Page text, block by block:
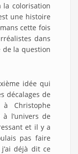
colorisation
une histoire
cette fois
dans
de la question
idée qui
décalages de
Christophe
l’univers de
et il y a
pas faire
déjà dit ce